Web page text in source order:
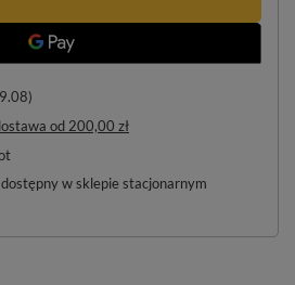
od 200,00 zł
w sklepie stacjonarnym